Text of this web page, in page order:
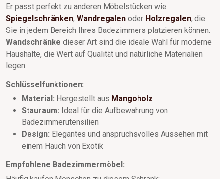
Er passt perfekt zu anderen Möbelstücken wie
Spiegelschränken, Wandregalen oder Holzregalen, die
Sie in jedem Bereich Ihres Badezimmers platzieren können.
Wandschränke dieser Art sind die ideale Wahl für moderne
Haushalte, die Wert auf Qualität und natürliche Materialien
legen.
Schlüsselfunktionen:
Material: Hergestellt aus Mangoholz
Stauraum: Ideal für die Aufbewahrung von
Badezimmerutensilien
Design: Elegantes und anspruchsvolles Aussehen mit
einem Hauch von Exotik
Empfohlene Badezimmermöbel: